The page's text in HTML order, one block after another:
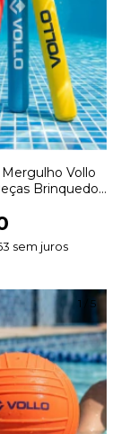
Vollo
Brinquedo
sem juros
1 5